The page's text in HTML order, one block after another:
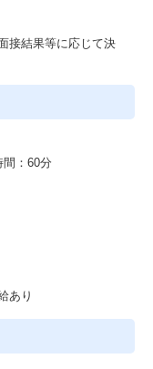
接結果等に応じて決
：60分
あり